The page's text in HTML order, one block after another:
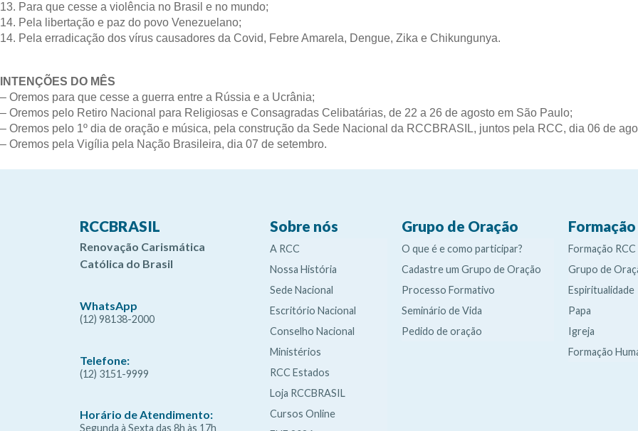
13. Para que cesse a violência no Brasil e no mundo;
14. Pela libertação e paz do povo Venezuelano;
14. Pela erradicação dos vírus causadores da Covid, Febre Amarela, Dengue, Zika e Chikungunya.
INTENÇÕES DO MÊS
– Oremos para que cesse a guerra entre a Rússia e a Ucrânia;
– Oremos pelo Retiro Nacional para Religiosas e Consagradas Celibatárias, de 22 a 26 de agosto em São Paulo;
– Oremos pelo 1º dia de oração e música, pela construção da Sede Nacional da RCCBRASIL, juntos pela RCC, dia 06 de
– Oremos pela Vigília pela Nação Brasileira, dia 07 de setembro.
RCCBRASIL
Renovação Carismática
Católica do Brasil
WhatsApp
(12) 98138-2000
Telefone:
(12) 3151-9999
Horário de Atendimento:
Segunda à Sexta das 8h às 17h
Sobre nós
A RCC
Nossa História
Sede Nacional
Escritório Nacional
Conselho Nacional
Ministérios
RCC Estados
Loja RCCBRASIL
Cursos Online
Grupo de Oração
O que é e como participar?
Cadastre um Grupo de Oração
Processo Formativo
Seminário de Vida
Pedido de oração
Formação
Formação RCC
Grupo de
Espiritualidade
Papa
Igreja
Formação